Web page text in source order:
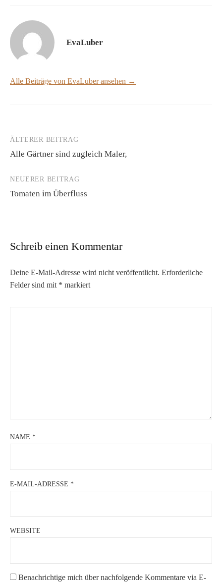
EvaLuber
Alle Beiträge von EvaLuber ansehen →
Beitrags-
Navigation
ÄLTERER BEITRAG
Alle Gärtner sind zugleich Maler,
NEUERER BEITRAG
Tomaten im Überfluss
Schreib einen Kommentar
Deine E-Mail-Adresse wird nicht veröffentlicht. Erforderliche
Felder sind mit * markiert
NAME *
E-MAIL-ADRESSE *
WEBSITE
Benachrichtige mich über nachfolgende Kommentare via E-